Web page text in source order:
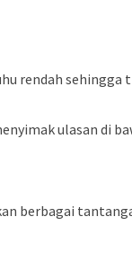
rendah sehingga
ulasan di
berbagai